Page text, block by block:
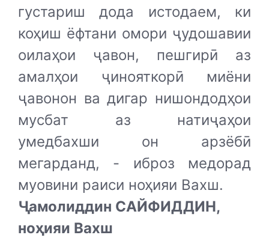
густариш дода истодаем, ки
коҳиш ёфтани омори ҷудошавии
оилаҳои ҷавон, пешгирӣ аз
амалҳои ҷинояткорӣ миёни
ҷавонон ва дигар нишондодҳои
мусбат аз натиҷаҳои
умедбахши он арзёбӣ
мегарданд, - иброз медорад
муовини раиси ноҳияи Вахш.
Ҷамолиддин САЙФИДДИН,
ноҳияи Вахш